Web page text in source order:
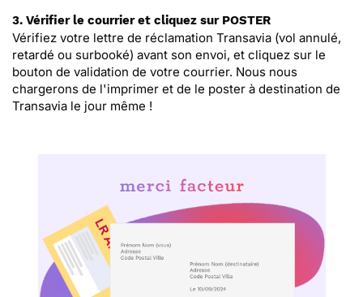
3. Vérifier le courrier et cliquez sur POSTER
Vérifiez votre lettre de réclamation Transavia (vol annulé,
retardé ou surbooké) avant son envoi, et cliquez sur le
bouton de validation de votre courrier. Nous nous
chargerons de l'imprimer et de le poster à destination de
Transavia le jour même !